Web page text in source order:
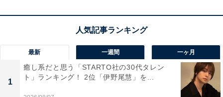
1位：「ユニバーサル・スタジオ・ジャパン」（大
1位は、大阪市にある「ユニバーサル・スタジオ・ジャ
パン」。2001年にアメリカ以外の国で初めて展開された
ユニバーサル・スタジオテーマパークとして開園し、
最新 一週間 一ヶ月
1
癒し系だと思う「STARTO社の30代タレン
ト」ランキング！ 2位「伊野尾慧」を...